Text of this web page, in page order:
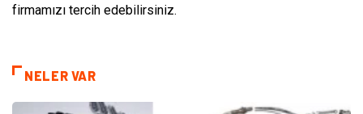
firmamızı tercih edebilirsiniz.
NELER VAR